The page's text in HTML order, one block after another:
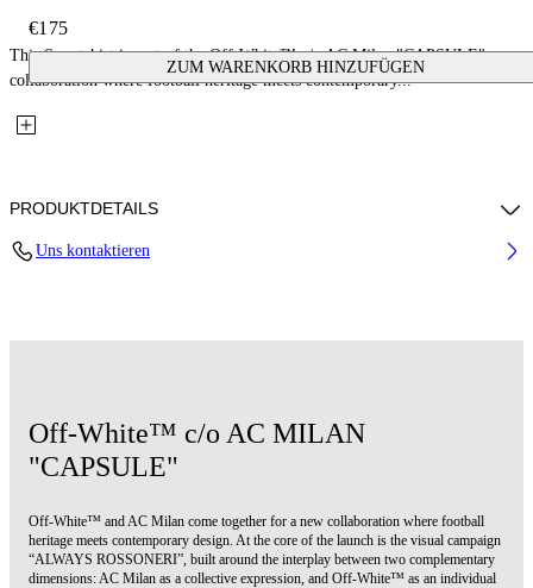
€175
ZUM WARENKORB HINZUFÜGEN
This Sweatshirt is part of the Off-White™ c/o AC Milan "CAPSULE": a
collaboration where football heritage meets contemporary...
PRODUKTDETAILS
Uns kontaktieren
Off-White™ c/o AC MILAN
"CAPSULE"
Off-White™ and AC Milan come together for a new collaboration where football
heritage meets contemporary design. At the core of the launch is the visual campaign
“ALWAYS ROSSONERI”, built around the interplay between two complementary
dimensions: AC Milan as a collective expression, and Off-White™ as an individual